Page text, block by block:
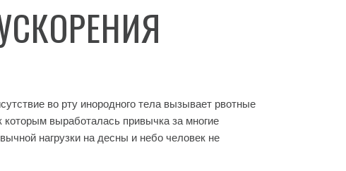
во рту инородного тела вызывает рвотные
выработалась привычка за многие
нагрузки на десны и небо человек не